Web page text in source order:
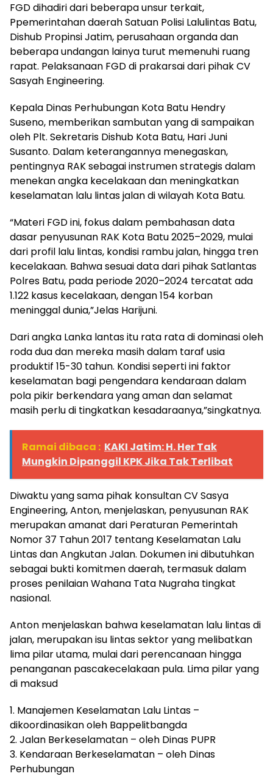
FGD dihadiri dari beberapa unsur terkait,
Ppemerintahan daerah Satuan Polisi Lalulintas Batu,
Dishub Propinsi Jatim, perusahaan organda dan
beberapa undangan lainya turut memenuhi ruang
rapat. Pelaksanaan FGD di prakarsai dari pihak CV
Sasyah Engineering.
Kepala Dinas Perhubungan Kota Batu Hendry
Suseno, memberikan sambutan yang di sampaikan
oleh Plt. Sekretaris Dishub Kota Batu, Hari Juni
Susanto. Dalam keterangannya menegaskan,
pentingnya RAK sebagai instrumen strategis dalam
menekan angka kecelakaan dan meningkatkan
keselamatan lalu lintas jalan di wilayah Kota Batu.
“Materi FGD ini, fokus dalam pembahasan data
dasar penyusunan RAK Kota Batu 2025–2029, mulai
dari profil lalu lintas, kondisi rambu jalan, hingga tren
kecelakaan. Bahwa sesuai data dari pihak Satlantas
Polres Batu, pada periode 2020–2024 tercatat ada
1.122 kasus kecelakaan, dengan 154 korban
meninggal dunia,”Jelas Harijuni.
Dari angka Lanka lantas itu rata rata di dominasi oleh
roda dua dan mereka masih dalam taraf usia
produktif 15-30 tahun. Kondisi seperti ini faktor
keselamatan bagi pengendara kendaraan dalam
pola pikir berkendara yang aman dan selamat
masih perlu di tingkatkan kesadaraanya,”singkatnya.
Ramai dibaca : KAKI Jatim: H. Her Tak
Mungkin Dipanggil KPK Jika Tak Terlibat
Diwaktu yang sama pihak konsultan CV Sasya
Engineering, Anton, menjelaskan, penyusunan RAK
merupakan amanat dari Peraturan Pemerintah
Nomor 37 Tahun 2017 tentang Keselamatan Lalu
Lintas dan Angkutan Jalan. Dokumen ini dibutuhkan
sebagai bukti komitmen daerah, termasuk dalam
proses penilaian Wahana Tata Nugraha tingkat
nasional.
Anton menjelaskan bahwa keselamatan lalu lintas di
jalan, merupakan isu lintas sektor yang melibatkan
lima pilar utama, mulai dari perencanaan hingga
penanganan pascakecelakaan pula. Lima pilar yang
di maksud
1. Manajemen Keselamatan Lalu Lintas –
dikoordinasikan oleh Bappelitbangda
2. Jalan Berkeselamatan – oleh Dinas PUPR
3. Kendaraan Berkeselamatan – oleh Dinas
Perhubungan